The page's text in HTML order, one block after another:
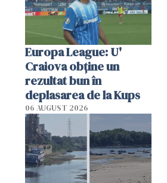
Europa League: U'
Craiova obține un
rezultat bun în
deplasarea de la Kups
06 AUGUST 2026